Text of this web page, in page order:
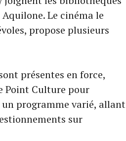
Le cinéma le
propose plusieurs
présentes en force,
Point Culture pour
un programme varié, allant
sur